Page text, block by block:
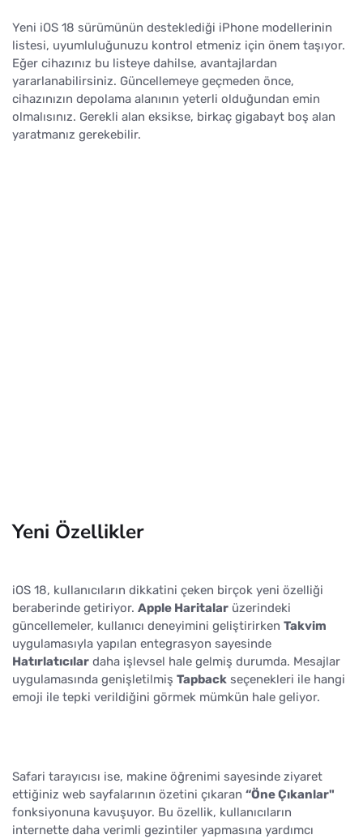
Yeni iOS 18 sürümünün desteklediği iPhone modellerinin
listesi, uyumluluğunuzu kontrol etmeniz için önem taşıyor.
Eğer cihazınız bu listeye dahilse, avantajlardan
yararlanabilirsiniz. Güncellemeye geçmeden önce,
cihazınızın depolama alanının yeterli olduğundan emin
olmalısınız. Gerekli alan eksikse, birkaç gigabayt boş alan
yaratmanız gerekebilir.
Yeni Özellikler
iOS 18, kullanıcıların dikkatini çeken birçok yeni özelliği
beraberinde getiriyor. Apple Haritalar üzerindeki
güncellemeler, kullanıcı deneyimini geliştirirken Takvim
uygulamasıyla yapılan entegrasyon sayesinde
Hatırlatıcılar daha işlevsel hale gelmiş durumda. Mesajlar
uygulamasında genişletilmiş Tapback seçenekleri ile hangi
emoji ile tepki verildiğini görmek mümkün hale geliyor.
Safari tarayıcısı ise, makine öğrenimi sayesinde ziyaret
ettiğiniz web sayfalarının özetini çıkaran “Öne Çıkanlar"
fonksiyonuna kavuşuyor. Bu özellik, kullanıcıların
internette daha verimli gezintiler yapmasına yardımcı